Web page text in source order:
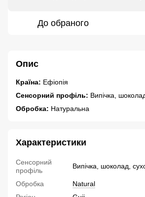
До обраного
Опис
Країна: Ефіопія
Сенсорний профіль: Випічка,
Обробка: Натуральна
Характеристики
Сенсорний
профіль
Випічка, шоколад,
Обробка
Natural